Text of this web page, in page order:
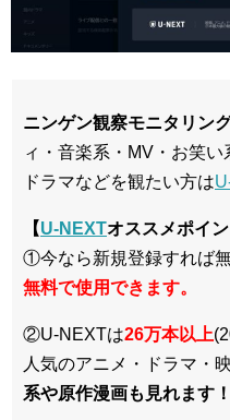
ニンゲン観察モニタリン
ィ・音楽系・MV・お笑い
ドラマなどを観たい方は
【U-NEXTオススメポイン
①今なら新規登録すれば
無料で使用できます。
②U-NEXTは26万本以上
人気のアニメ・ドラマ・映
系や原作漫画も見れます！